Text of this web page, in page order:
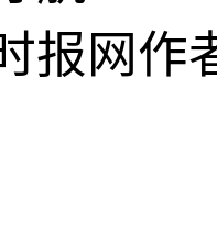
报网作